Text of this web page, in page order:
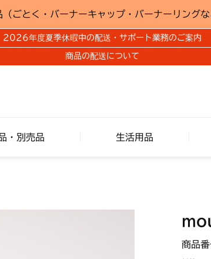
（ごとく・バーナーキャップ・バーナーリング
2026年度夏季休暇中の配送・サポート業務のご案内
商品の配送について
・別売品 生活用品
商品